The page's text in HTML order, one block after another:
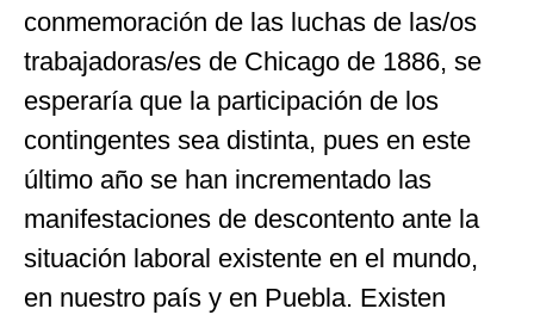
conmemoración de las luchas de las/os
trabajadoras/es de Chicago de 1886, se
esperaría que la participación de los
contingentes sea distinta, pues en este
último año se han incrementado las
manifestaciones de descontento ante la
situación laboral existente en el mundo,
en nuestro país y en Puebla. Existen